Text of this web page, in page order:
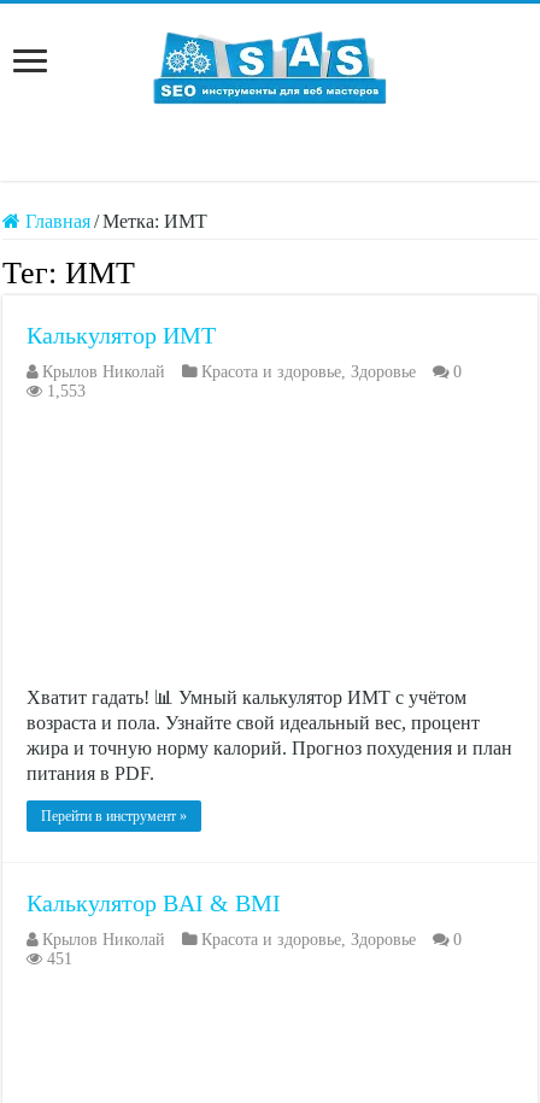
Главная/Метка:ИМТ
Тег:ИМТ
Калькулятор ИМТ
Крылов Николай Красота и здоровье,Здоровье
0
1,553
Хватит гадать! 📊 Умный калькулятор ИМТ с учётом
возраста и пола. Узнайте свой идеальный вес, процент
жира и точную норму калорий. Прогноз похудения и план
питания в PDF.
Перейти в инструмент »
Калькулятор BAI & BMI
Крылов Николай Красота и здоровье ,Здоровье
0
451